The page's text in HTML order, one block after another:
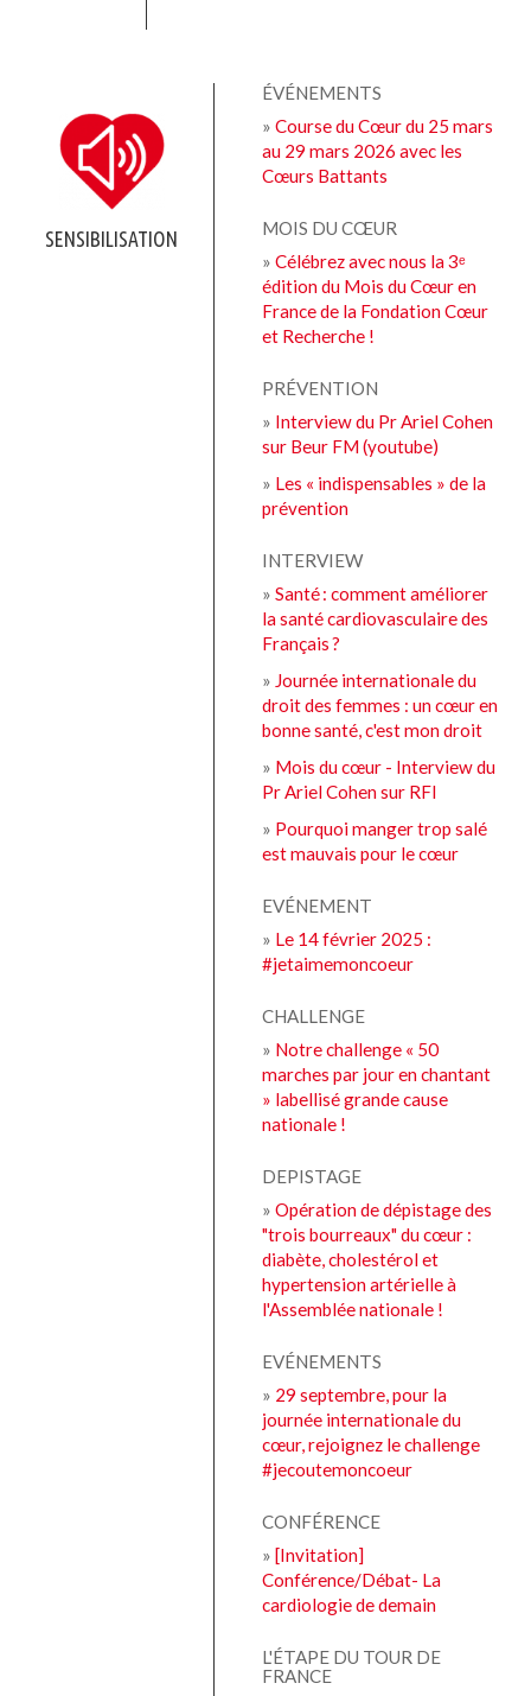
SENSIBILISATION
ÉVÉNEMENTS
»Course du Cœur du 25 mars
au 29 mars 2026 avec les
Cœurs Battants
MOIS DU CŒUR
»Célébrez avec nous la 3ᵉ
édition du Mois du Cœur en
France de la Fondation Cœur
et Recherche !
PRÉVENTION
» Interview du Pr Ariel Cohen
sur Beur FM (youtube)
» Les « indispensables » de la
prévention
INTERVIEW
»Santé : comment améliorer
la santé cardiovasculaire des
Français ?
» Journée internationale du
droit des femmes : un cœur en
bonne santé, c'est mon droit
» Mois du cœur - Interview du
Pr Ariel Cohen sur RFI
» Pourquoi manger trop salé
est mauvais pour le cœur
EVÉNEMENT
» Le 14 février 2025 :
#jetaimemoncoeur
CHALLENGE
» Notre challenge « 50
marches par jour en chantant
» labellisé grande cause
nationale !
DEPISTAGE
»Opération de dépistage des
"trois bourreaux" du cœur :
diabète, cholestérol et
hypertension artérielle à
l'Assemblée nationale !
EVÉNEMENTS
» 29 septembre, pour la
journée internationale du
cœur, rejoignez le challenge
#jecoutemoncoeur
CONFÉRENCE
»[Invitation]
Conférence/Débat- La
cardiologie de demain
L'ÉTAPE DU TOUR DE
FRANCE